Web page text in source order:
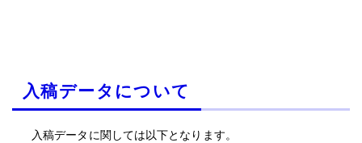
入稿データについて
入稿データに関しては以下となります。